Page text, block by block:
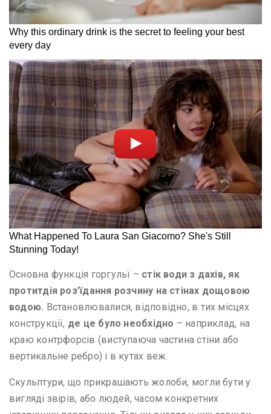
Основна функція горгульї – стік води з дахів, як
протитдія роз’їдання розчину на стінах дощовою
водою. Встановлювалися, відповідно, в тих місцях
конструкції, де це було необхідно – наприклад, на
краю контрфорсів (виступаюча частина стіни або
вертикальне ребро) і в кутах веж.
Скульптури, що прикрашають жолоби, могли бути у
вигляді звірів, або людей, часом конкретних